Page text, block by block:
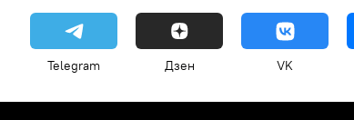
Telegram Дзен VK